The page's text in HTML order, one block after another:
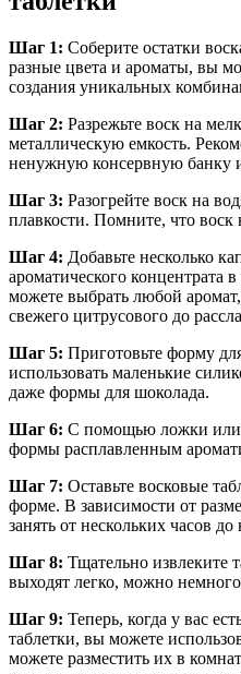
Шаг 1: Соберите остатки
разные цвета и ароматы, вы
создания уникальных
Шаг 2: Разрежьте воск на
металлическую емкость.
ненужную консервную банку
Шаг 3: Разогрейте воск на
плавкости. Помните, что воск
Шаг 4: Добавьте несколько
ароматического концентрата
можете выбрать любой
свежего цитрусового до
Шаг 5: Приготовьте форму
использовать маленькие
даже формы для шоколада.
Шаг 6: С помощью ложки или
формы расплавленным
Шаг 7: Оставьте восковые
форме. В зависимости от
занять от нескольких часов
Шаг 8: Тщательно извлеките
выходят легко, можно
Шаг 9: Теперь, когда у вас
таблетки, вы можете
можете разместить их в